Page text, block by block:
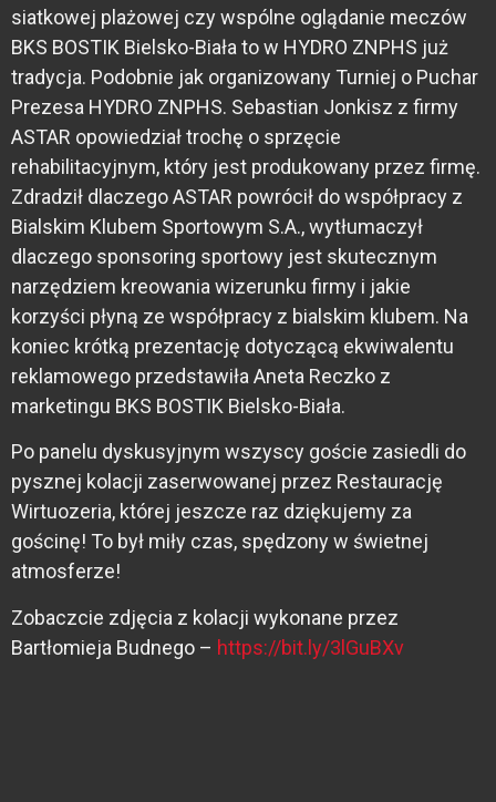
siatkowej plażowej czy wspólne oglądanie meczów
BKS BOSTIK Bielsko-Biała to w HYDRO ZNPHS już
tradycja. Podobnie jak organizowany Turniej o Puchar
Prezesa HYDRO ZNPHS. Sebastian Jonkisz z firmy
ASTAR opowiedział trochę o sprzęcie
rehabilitacyjnym, który jest produkowany przez firmę.
Zdradził dlaczego ASTAR powrócił do współpracy z
Bialskim Klubem Sportowym S.A., wytłumaczył
dlaczego sponsoring sportowy jest skutecznym
narzędziem kreowania wizerunku firmy i jakie
korzyści płyną ze współpracy z bialskim klubem. Na
koniec krótką prezentację dotyczącą ekwiwalentu
reklamowego przedstawiła Aneta Reczko z
marketingu BKS BOSTIK Bielsko-Biała.
Po panelu dyskusyjnym wszyscy goście zasiedli do
pysznej kolacji zaserwowanej przez Restaurację
Wirtuozeria, której jeszcze raz dziękujemy za
gościnę! To był miły czas, spędzony w świetnej
atmosferze!
Zobaczcie zdjęcia z kolacji wykonane przez
Bartłomieja Budnego – https://bit.ly/3lGuBXv